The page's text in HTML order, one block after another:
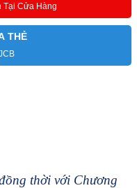
Tại Cửa Hàng
THẺ
thời với Chương